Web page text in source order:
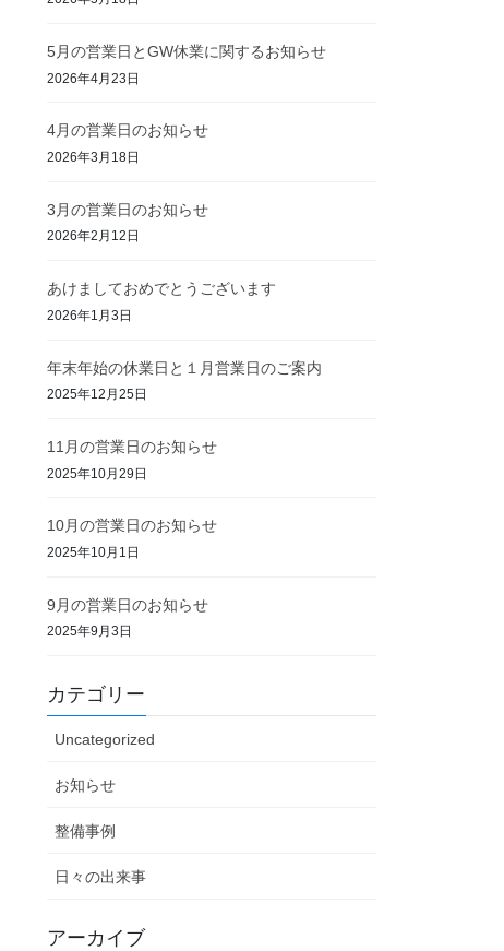
5月の営業日とGW休業に関するお知らせ
2026年4月23日
4月の営業日のお知らせ
2026年3月18日
3月の営業日のお知らせ
2026年2月12日
あけましておめでとうございます
2026年1月3日
年末年始の休業日と１月営業日のご案内
2025年12月25日
11月の営業日のお知らせ
2025年10月29日
10月の営業日のお知らせ
2025年10月1日
9月の営業日のお知らせ
2025年9月3日
カテゴリー
Uncategorized
お知らせ
整備事例
日々の出来事
アーカイブ